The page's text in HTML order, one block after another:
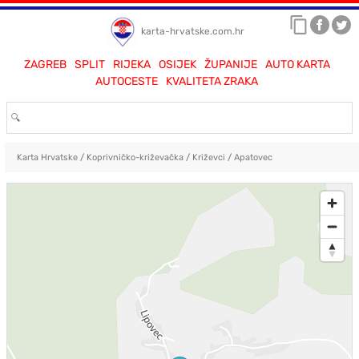
karta-hrvatske.com.hr
ZAGREB SPLIT RIJEKA OSIJEK ŽUPANIJE
AUTO KARTA
AUTOCESTE
KVALITETA ZRAKA
Karta Hrvatske/ Koprivničko-križevačka/ Križevci / Apatovec